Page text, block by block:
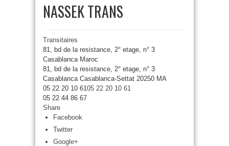
NASSEK TRANS
Transitaires
81, bd de la resistance, 2° etage, n° 3
Casablanca Maroc
81, bd de la resistance, 2° etage, n° 3
Casablanca Casablanca-Settat 20250 MA
05 22 20 10 6105 22 20 10 61
05 22 44 86 67
Share
Facebook
Twitter
Google+